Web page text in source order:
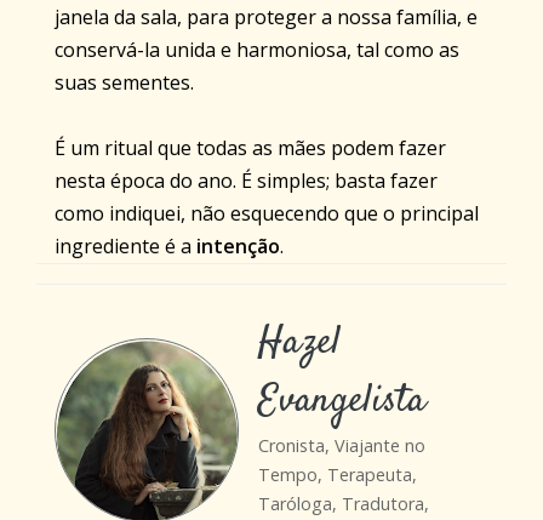
janela da sala, para proteger a nossa família, e
conservá-la unida e harmoniosa, tal como as
suas sementes.
É um ritual que todas as mães podem fazer
nesta época do ano. É simples; basta fazer
como indiquei, não esquecendo que o principal
ingrediente é a intenção.
Hazel
Evangelista
Cronista, Viajante no
Tempo, Terapeuta,
Taróloga, Tradutora,